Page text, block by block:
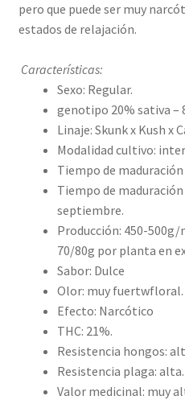
pero que puede ser muy
estados de relajación.
Características:
Sexo: Regular.
genotipo 20% sativa –
Linaje: Skunk x Kush x
Modalidad cultivo:
Tiempo de
Tiempo de
septiembre.
Producción: 450-
70/80g por planta en
Sabor: Dulce
Olor: muy fuertwfloral.
Efecto: Narcótico
THC: 21%.
Resistencia hongos:
Resistencia plaga: alta.
Valor medicinal: muy